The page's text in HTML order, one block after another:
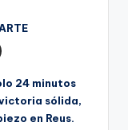
24 minutos
sólida,
en Reus.